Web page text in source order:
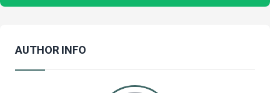
AUTHOR INFO